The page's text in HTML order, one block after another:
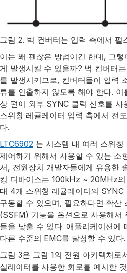
그림 2. 벅 컨버터는 입력 측에서 펄
이는 꽤 괜찮은 방법이긴 한데, 그
게 발생시킬 수 있을까? 벅 컨버터
를 발생시키므로, 컨버터들이 입력
류를 인출하지 않도록 해야 한다.
상 편이 외부 SYNC 클럭 신호를 사
스위칭 레귤레이터 입력 측에서 전
다.
LTC6902 는 시스템 내 여러 스위
제어하기 위해서 사용할 수 있는 소
서, 전원장치 개발자들에게 유용한
킹 디바이스는 100kHz ~ 20MHz
대 4개 스위칭 레귤레이터의 SYNC
구동할 수 있으며, 필요하다면 확산
(SSFM) 기능을 옵션으로 사용해서
들을 낮출 수 있다. 애플리케이션에
다른 수준의 EMC를 달성할 수 있다.
그림 3은 그림 1의 전원 아키텍처로
실레이터를 사용한 회로를 예시한